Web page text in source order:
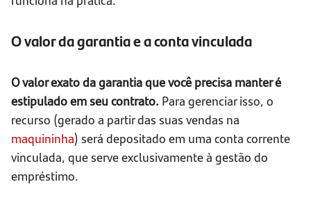
O valor da garantia e a conta vinculada
O valor exato da garantia que você precisa manter é
estipulado em seu contrato. Para gerenciar isso, o
recurso (gerado a partir das suas vendas na
maquininha) será depositado em uma conta corrente
vinculada, que serve exclusivamente à gestão do
empréstimo.